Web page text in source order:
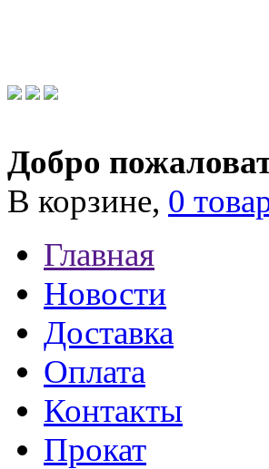
Добро
В корзине, 0
Главная
Новости
Доставка
Оплата
Контакты
Прокат